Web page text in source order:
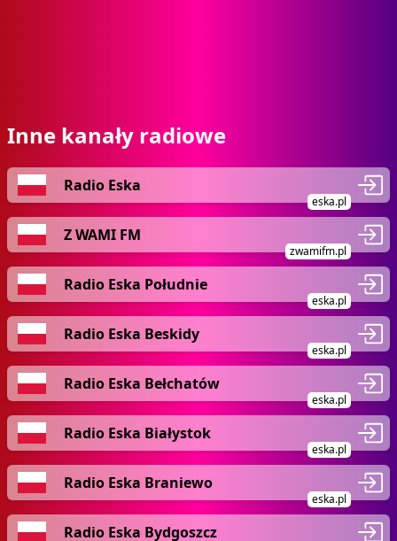
Inne kanały radiowe
Radio Eska
eska.pl
Z WAMI FM
zwamifm.pl
Radio Eska Południe
eska.pl
Radio Eska Beskidy
eska.pl
Radio Eska Bełchatów
eska.pl
Radio Eska Białystok
eska.pl
Radio Eska Braniewo
eska.pl
Radio Eska Bydgoszcz